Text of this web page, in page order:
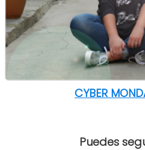
CYBER
Puedes